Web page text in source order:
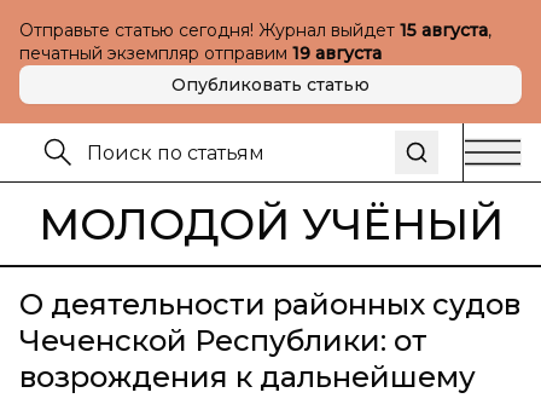
Отправьте статью сегодня! Журнал выйдет 15 августа,
печатный экземпляр отправим 19 августа
Опубликовать статью
МОЛОДОЙ УЧЁНЫЙ
О деятельности районных судов
Чеченской Республики: от
возрождения к дальнейшему